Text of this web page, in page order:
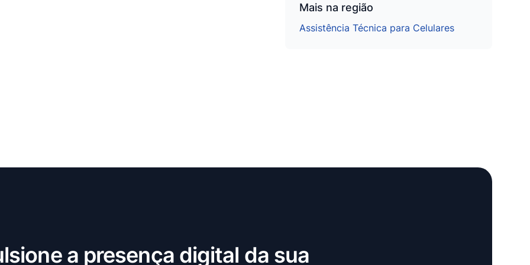
Mais na região
Assistência Técnica para Celulares
a presença digital da sua